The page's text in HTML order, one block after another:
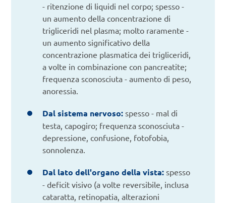
- ritenzione di liquidi nel corpo; spesso -
un aumento della concentrazione di
trigliceridi nel plasma; molto raramente -
un aumento significativo della
concentrazione plasmatica dei trigliceridi,
a volte in combinazione con pancreatite;
frequenza sconosciuta - aumento di peso,
anoressia.
Dal sistema nervoso: spesso - mal di
testa, capogiro; frequenza sconosciuta -
depressione, confusione, fotofobia,
sonnolenza.
Dal lato dell'organo della vista: spesso
- deficit visivo (a volte reversibile, inclusa
cataratta, retinopatia, alterazioni